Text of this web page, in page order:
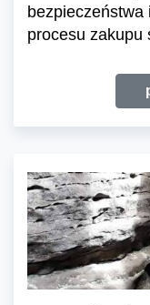
bezpieczeństwa
procesu zakupu